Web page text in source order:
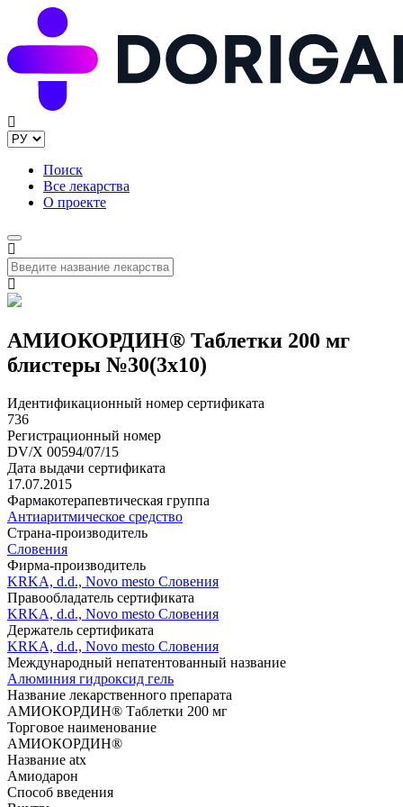
Поиск
Все лекарства
О проекте
АМИОКОРДИН® Таблетки 200 мг
блистеры №30(3x10)
Идентификационный номер сертификата
736
Регистрационный номер
DV/X 00594/07/15
Дата выдачи сертификата
17.07.2015
Фармакотерапевтическая группа
Антиаритмическое средство
Страна-производитель
Словения
Фирма-производитель
KRKA, d.d., Novo mesto Словения
Правообладатель сертификата
KRKA, d.d., Novo mesto Словения
Держатель сертификата
KRKA, d.d., Novo mesto Словения
Международный непатентованный название
Алюминия гидроксид гель
Название лекарственного препарата
АМИОКОРДИН® Таблетки 200 мг
Торговое наименование
АМИОКОРДИН®
Название atx
Амиодарон
Способ введения